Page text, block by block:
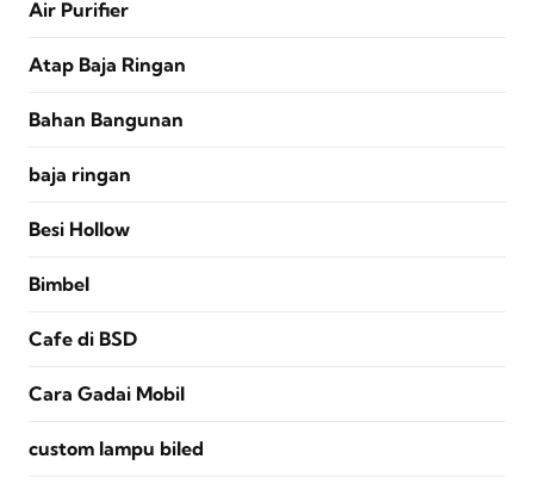
Air Purifier
Atap Baja Ringan
Bahan Bangunan
baja ringan
Besi Hollow
Bimbel
Cafe di BSD
Cara Gadai Mobil
custom lampu biled